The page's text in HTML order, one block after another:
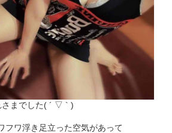
までした( ´ ▽ ` )
フワ浮き足立った空気があって